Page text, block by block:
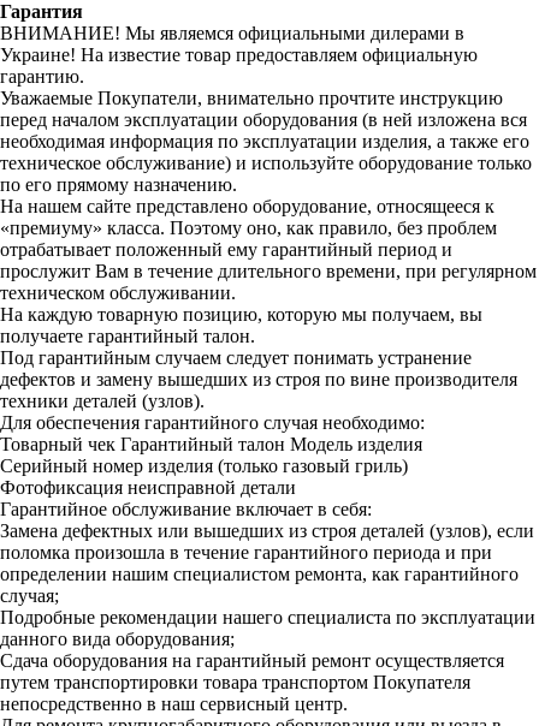
Гарантия
ВНИМАНИЕ! Мы являемся официальными дилерами в
Украине! На известие товар предоставляем официальную
гарантию.
Уважаемые Покупатели, внимательно прочтите инструкцию
перед началом эксплуатации оборудования (в ней изложена вся
необходимая информация по эксплуатации изделия, а также его
техническое обслуживание) и используйте оборудование только
по его прямому назначению.
На нашем сайте представлено оборудование, относящееся к
«премиуму» класса. Поэтому оно, как правило, без проблем
отрабатывает положенный ему гарантийный период и
прослужит Вам в течение длительного времени, при регулярном
техническом обслуживании.
На каждую товарную позицию, которую мы получаем, вы
получаете гарантийный талон.
Под гарантийным случаем следует понимать устранение
дефектов и замену вышедших из строя по вине производителя
техники деталей (узлов).
Для обеспечения гарантийного случая необходимо:
Товарный чек Гарантийный талон Модель изделия
Серийный номер изделия (только газовый гриль)
Фотофиксация неисправной детали
Гарантийное обслуживание включает в себя:
Замена дефектных или вышедших из строя деталей (узлов), если
поломка произошла в течение гарантийного периода и при
определении нашим специалистом ремонта, как гарантийного
случая;
Подробные рекомендации нашего специалиста по эксплуатации
данного вида оборудования;
Сдача оборудования на гарантийный ремонт осуществляется
путем транспортировки товара транспортом Покупателя
непосредственно в наш сервисный центр.